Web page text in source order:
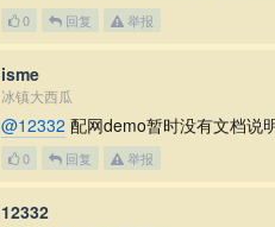
0 回复 举报
isme
冰镇大西瓜
@12332 配网demo暂时没有文档说
0 回复 举报
12332